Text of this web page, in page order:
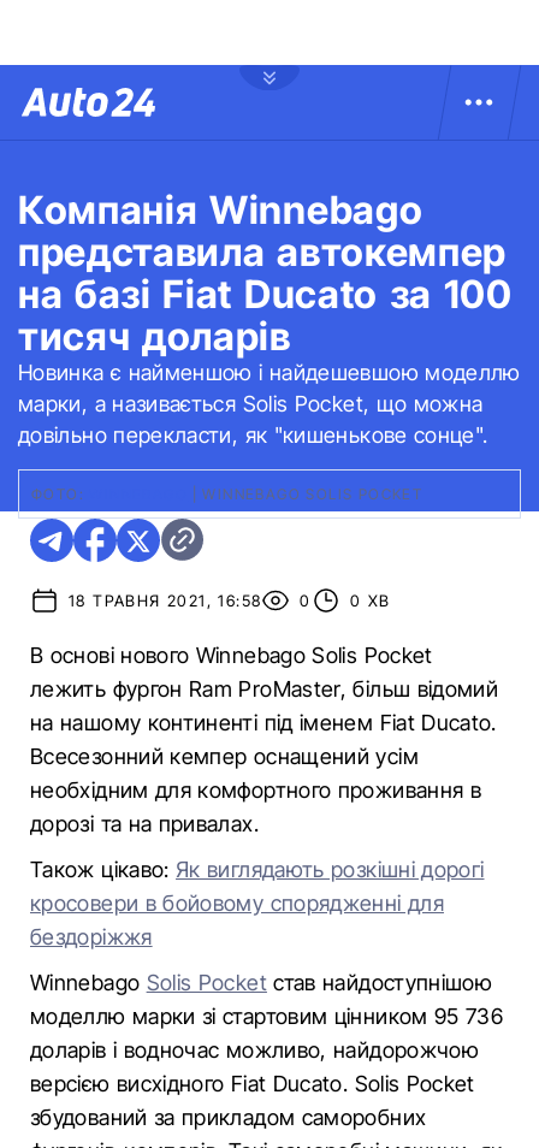
Компанія Winnebago
представила автокемпер
на базі Fiat Ducato за 100
тисяч доларів
Новинка є найменшою і найдешевшою моделлю
марки, а називається Solis Pocket, що можна
довільно перекласти, як "кишенькове сонце".
ФОТО: WINNEBAGO SOLIS POCKET
18 ТРАВНЯ 2021, 16:58 0 0 ХВ
В основі нового Winnebago Solis Pocket
лежить фургон Ram ProMaster, більш відомий
на нашому континенті під іменем Fiat Ducato.
Всесезонний кемпер оснащений усім
необхідним для комфортного проживання в
дорозі та на привалах.
Також цікаво: Як виглядають розкішні дорогі
кросовери в бойовому спорядженні для
бездоріжжя
Winnebago Solis Pocketстав найдоступнішою
моделлю марки зі стартовим цінником 95 736
доларів і водночас можливо, найдорожчою
версією висхідного Fiat Ducato. Solis Pocket
збудований за прикладом саморобних